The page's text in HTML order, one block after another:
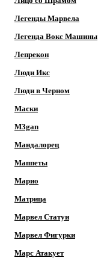
Легенды Марвела
Легенда Вокс Машины
Лепрекон
Люди Икс
Люди в Черном
Маски
M3gan
Мандалорец
Маппеты
Марио
Матрица
Марвел Статуи
Марвел Фигурки
Марс Атакует